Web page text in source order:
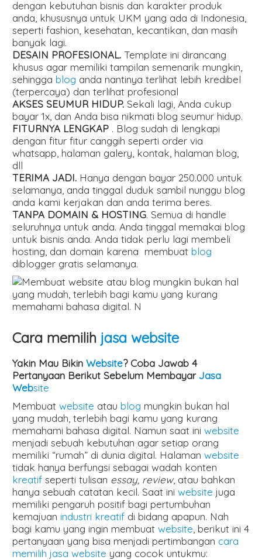
dengan kebutuhan bisnis dan karakter produk
anda, khususnya untuk UKM yang ada di Indonesia,
seperti fashion, kesehatan, kecantikan, dan masih
banyak lagi.
DESAIN PROFESIONAL. Template ini dirancang
khusus agar memiliki tampilan semenarik mungkin,
sehinggablog anda nantinya terlihat lebih kredibel
(terpercaya) dan terlihat profesional
AKSES SEUMUR HIDUP. Sekali lagi, Anda cukup
bayar 1x, dan Anda bisa nikmati blog seumur hidup.
FITURNYA LENGKAP . Blog sudah di lengkapi
dengan fitur fitur canggih seperti order via
whatsapp, halaman galery, kontak, halaman blog,
dll
TERIMA JADI. Hanya dengan bayar 250.000 untuk
selamanya, anda tinggal duduk sambil nunggu blog
anda kami kerjakan dan anda terima beres.
TANPA DOMAIN & HOSTING. Semua di handle
seluruhnya untuk anda. Anda tinggal memakai blog
untuk bisnis anda. Anda tidak perlu lagi membeli
hosting, dan domain karena membuatblog
diblogger gratis selamanya.
Cara memilih jasa website
Yakin Mau BikinWebsite? Coba Jawab 4
Pertanyaan Berikut Sebelum Membayar Jasa
Website
Membuatwebsite ataublog mungkin bukan hal
yang mudah, terlebih bagi kamu yang kurang
memahami bahasa digital. Namun saat iniwebsite
menjadi sebuah kebutuhan agar setiap orang
memiliki “rumah” di dunia digital. Halamanwebsite
tidak hanya berfungsi sebagai wadah konten
kreatif seperti tulisan essay, review, atau bahkan
hanya sebuah catatan kecil. Saat iniwebsite juga
memiliki pengaruh positif bagi pertumbuhan
kemajuanindustri kreatif di bidang apapun. Nah
bagi kamu yang ingin membuatwebsite , berikut ini 4
pertanyaan yang bisa menjadi pertimbangan cara
memilih jasa website yang cocok untukmu: